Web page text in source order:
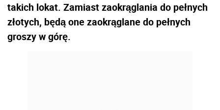
takich lokat. Zamiast zaokrąglania do pełnych
złotych, będą one zaokrąglane do pełnych
groszy w górę.